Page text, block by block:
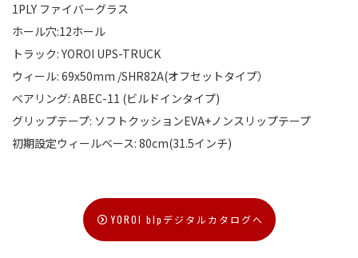
1PLY ファイバーグラス
ホール穴:12ホール
トラック: YOROI UPS-TRUCK
ウィール: 69x50mm /SHR82A(オフセットタイプ）
ベアリング: ABEC-11 (ビルドインタイプ)
グリップテープ: ソフトクッションEVA+ノンスリップテープ
初期設定ウィールベース: 80cm(31.5インチ)
YOROI blpデジタルカタログへ